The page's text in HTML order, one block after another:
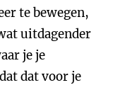
te bewegen,
uitdagender
je je
dat voor je